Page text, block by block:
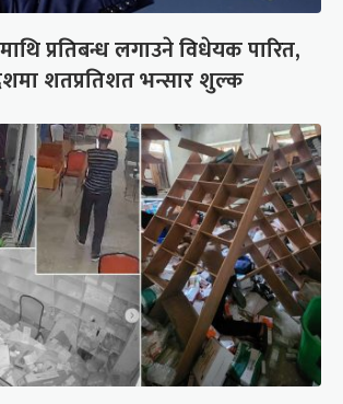
प्रतिबन्ध लगाउने विधेयक पारित,
शतप्रतिशत भन्सार शुल्क